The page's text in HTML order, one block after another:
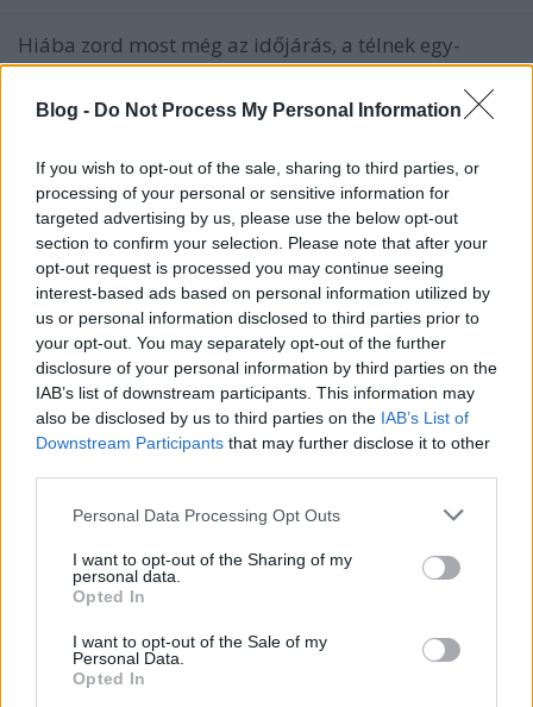
Blog - Do Not Process My Personal Information
If you wish to opt-out of the sale, sharing to third parties, or
processing of your personal or sensitive information for
targeted advertising by us, please use the below opt-out
section to confirm your selection. Please note that after your
opt-out request is processed you may continue seeing
interest-based ads based on personal information utilized by
us or personal information disclosed to third parties prior to
your opt-out. You may separately opt-out of the further
disclosure of your personal information by third parties on the
IAB’s list of downstream participants. This information may
also be disclosed by us to third parties on the IAB’s List of
Downstream Participants that may further disclose it to other
Please note that this website/app uses one or more Google
not limited to your visit or usage behaviour. You may click to
grant or deny consent to Google and its third-party tags to
use your data for below specified purposes in below Google
consent section.
Personal Data Processing Opt Outs
I want to opt-out of the Sharing of my
personal data.
Opted In
I want to opt-out of the Sale of my
Personal Data.
Opted In
Hiába zord most még az időjárás, a télnek egy-
kettőre vége, a tavasz közeledte pedig a
hobbikertészeket is felpezsdíti, hamarosan elérkezik
ugyanis - például - a konyhakerti termesztés ideje.
kiskertet teljesen birtokba venni, de ettől a…
Augusztusi rukkola
Megyeri Szabolcs •2015. augusztus 06.